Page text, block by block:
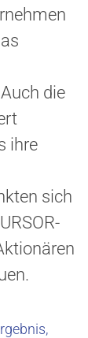
die
ihre
sich